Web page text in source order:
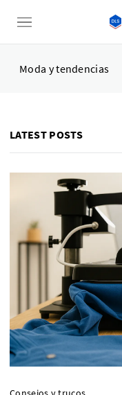
Moda y tendencias
LATEST POSTS